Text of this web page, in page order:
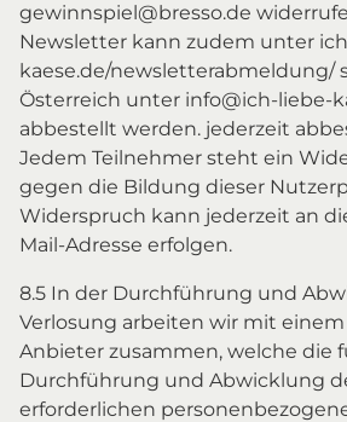
gewinnspiel@bresso.de
Newsletter kann zudem unter
kaese.de/newsletterabmeldung/
Österreich unter info@ich-liebe-
abbestellt werden. jederzeit
Jedem Teilnehmer steht ein
gegen die Bildung dieser
Widerspruch kann jederzeit an
Mail-Adresse erfolgen.
8.5 In der Durchführung und
Verlosung arbeiten wir mit einem
Anbieter zusammen, welche die
Durchführung und Abwicklung
erforderlichen